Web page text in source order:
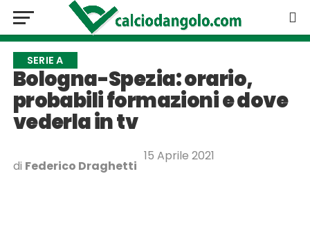
SERIE A
Bologna-Spezia: orario,
probabili formazioni e dove
vederla in tv
di Federico Draghetti
15 Aprile 2021